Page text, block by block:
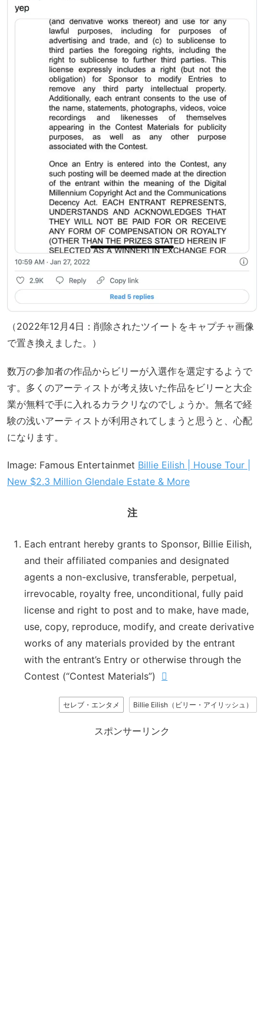
（2022年12月4日：削除されたツイートをキャプチャ画像
で置き換えました。）
数万の参加者の作品からビリーが入選作を選定するようで
す。多くのアーティストが考え抜いた作品をビリーと大企
業が無料で手に入れるカラクリなのでしょうか。無名で経
験の浅いアーティストが利用されてしまうと思うと、心配
になります。
Image: Famous Entertainmet Billie Eilish | House Tour |
New $2.3 Million Glendale Estate & More
注
Each entrant hereby grants to Sponsor, Billie Eilish,
and their affiliated companies and designated
agents a non-exclusive, transferable, perpetual,
irrevocable, royalty free, unconditional, fully paid
license and right to post and to make, have made,
use, copy, reproduce, modify, and create derivative
works of any materials provided by the entrant
with the entrant’s Entry or otherwise through the
Contest (“Contest Materials”)
セレブ・エンタメ Billie Eilish（ビリー・アイリッシュ）
スポンサーリンク